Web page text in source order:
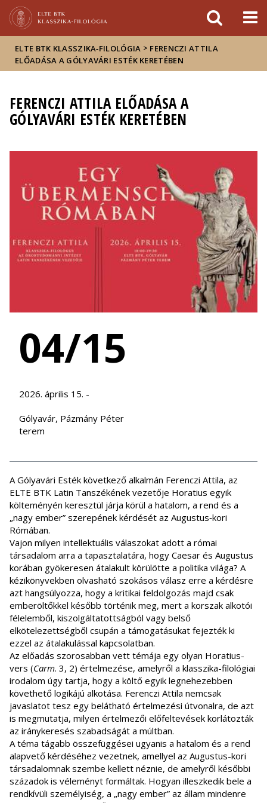
sajtóban
ELTE BTK KLASSZIKA‑FILOLÓGIA > FERENCZI ATTILA
ELŐADÁSA A GÓLYAVÁRI ESTÉK KERETÉBEN
FERENCZI ATTILA ELŐADÁSA A
GÓLYAVÁRI ESTÉK KERETÉBEN
04/15
2026. április 15. -
Gólyavár, Pázmány Péter
terem
A Gólyavári Esték következő alkalmán Ferenczi Attila, az
ELTE BTK Latin Tanszékének vezetője Horatius egyik
költeményén keresztül járja körül a hatalom, a rend és a
„nagy ember” szerepének kérdését az Augustus‑kori
Rómában.
Vajon milyen intellektuális válaszokat adott a római
társadalom arra a tapasztalatára, hogy Caesar és Augustus
korában gyökeresen átalakult körülötte a politika világa? A
kézikönyvekben olvasható szokásos válasz erre a kérdésre
azt hangsúlyozza, hogy a kritikai feldolgozás majd csak
emberöltőkkel később történik meg, mert a korszak alkotói
félelemből, kiszolgáltatottságból vagy belső
elkötelezettségből csupán a támogatásukat fejezték ki
ezzel az átalakulással kapcsolatban.
Az előadás szorosabban vett témája egy olyan Horatius-
vers (Carm. 3, 2) értelmezése, amelyről a klasszika-filológiai
irodalom úgy tartja, hogy a költő egyik legnehezebben
követhető logikájú alkotása. Ferenczi Attila nemcsak
javaslatot tesz egy belátható értelmezési útvonalra, de azt
is megmutatja, milyen értelmezői előfeltevések korlátozták
az iránykeresés szabadságát a múltban.
A téma tágabb összefüggései ugyanis a hatalom és a rend
alapvető kérdéséhez vezetnek, amellyel az Augustus-kori
társadalomnak szembe kellett néznie, de amelyről későbbi
századok is véleményt formáltak. Hogyan illeszkedik bele a
rendkívüli személyiség, a „nagy ember” az állam mindenre